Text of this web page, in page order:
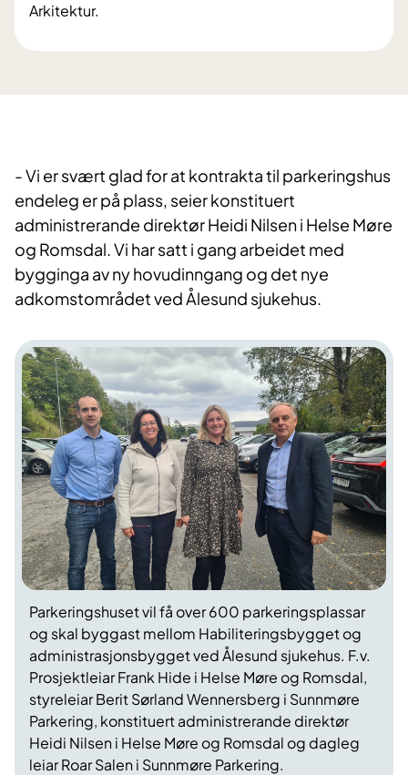
Arkitektur.
- Vi er svært glad for at kontrakta til parkeringshus
endeleg er på plass, seier konstituert
administrerande direktør Heidi Nilsen i Helse Møre
og Romsdal. Vi har satt i gang arbeidet med
bygginga av ny hovudinngang og det nye
adkomstområdet ved Ålesund sjukehus.
Parkeringshuset vil få over 600 parkeringsplassar
og skal byggast mellom Habiliteringsbygget og
administrasjonsbygget ved Ålesund sjukehus. F.v.
Prosjektleiar Frank Hide i Helse Møre og Romsdal,
styreleiar Berit Sørland Wennersberg i Sunnmøre
Parkering, konstituert administrerande direktør
Heidi Nilsen i Helse Møre og Romsdal og dagleg
leiar Roar Salen i Sunnmøre Parkering.